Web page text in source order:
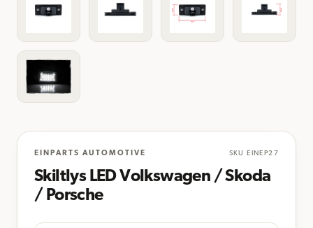
EINPARTS AUTOMOTIVE SKU EINEP27
Skiltlys LED Volkswagen / Skoda
/ Porsche